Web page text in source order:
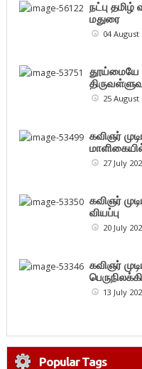
நட்பு
மதுரை
04 August
தூய்மையே
25 August
கவிஞர்
27 July
கவிஞர்
வியப்பு
20 July
கவிஞர்
13 July
Popular Tags